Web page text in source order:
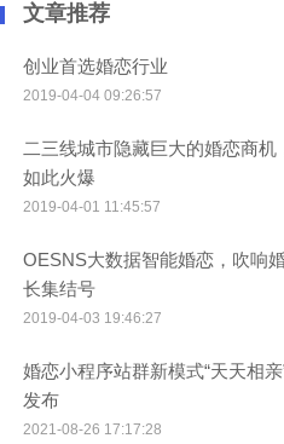
文章推荐
创业首选婚恋行业
2019-04-04 09:26:57
二三线城市隐藏巨大的婚恋商机
如此火爆
2019-04-01 11:45:57
OESNS大数据智能婚恋，吹响
长集结号
2019-04-03 19:46:27
婚恋小程序站群新模式“天天相亲
发布
2021-08-26 17:17:28